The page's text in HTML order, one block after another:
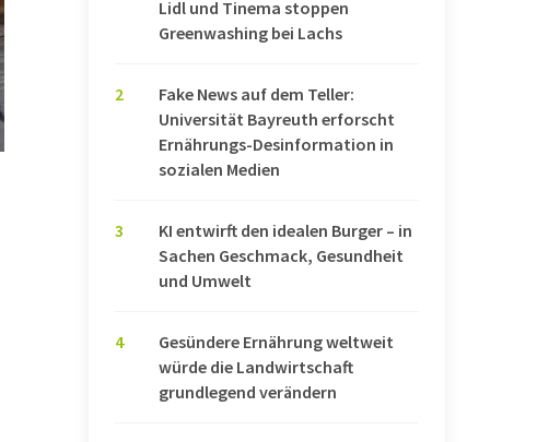
Lidl und Tinema stoppen
Greenwashing bei Lachs
2
Fake News auf dem Teller:
Universität Bayreuth erforscht
Ernährungs-Desinformation in
sozialen Medien
3
KI entwirft den idealen Burger – in
Sachen Geschmack, Gesundheit
und Umwelt
4
Gesündere Ernährung weltweit
würde die Landwirtschaft
grundlegend verändern